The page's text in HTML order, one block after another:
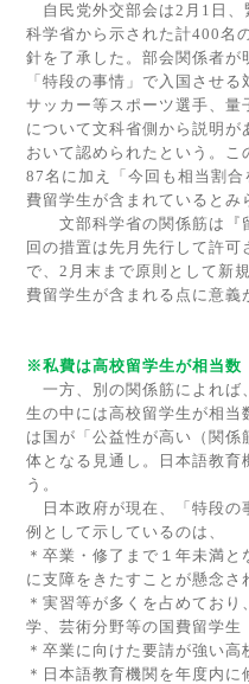
自民党外交部会は2 月 1 日
科学省から示された計400名
針を了承した。部会関係者が
「特段の事情」で入国させ
サッカー等スポーツ選手、
について文科省側から説明が
おいて認められたという。こ
87名に加え「今回も相当割
費留学生が含まれているとみ
文部科学省の関係筋は『
回の措置は先月先行して許可
で、 2 月末まで原則として新
費留学生が含まれる点に意義
※私費は高校留学生が相当
一方、別の関係筋によれば
生の中には高校留学生が相
は国が「公益性が高い（関
体となる見通し。日本語教
う。
日本政府が現在、「特段
例として示しているのは、
＊卒業・修了まで１年未満
に支障をきたすことが懸念さ
＊実習等が多くを占めてお
学、芸術分野等の国費留学生
＊卒業に向けた要請が強い高
＊日本語教育機関を年度内に